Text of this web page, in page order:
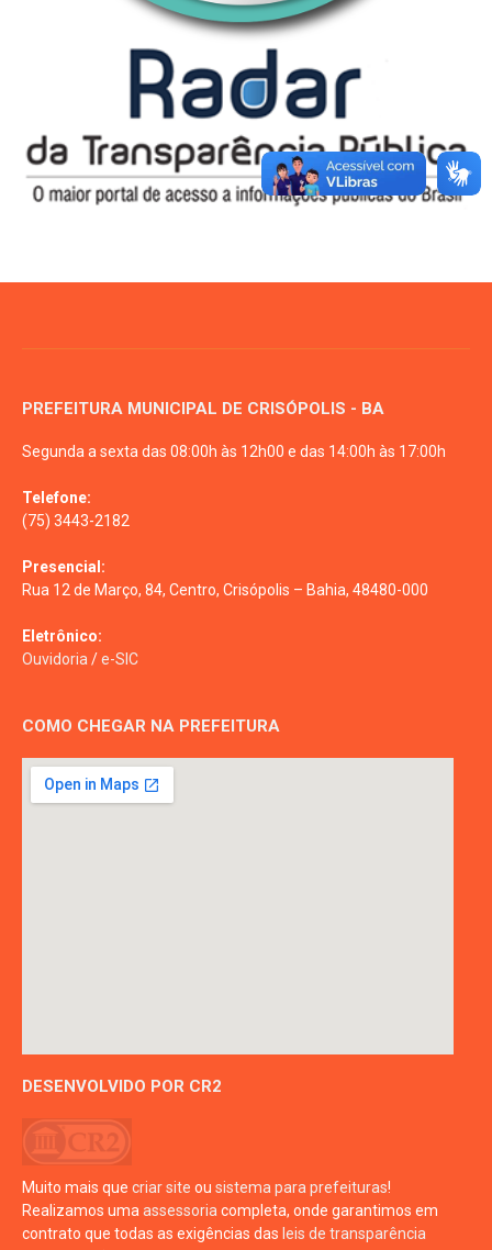
PREFEITURA MUNICIPAL DE CRISÓPOLIS - BA
Segunda a sexta das 08:00h às 12h00 e das 14:00h às 17:00h
Telefone:
(75) 3443-2182
Presencial:
Rua 12 de Março, 84, Centro, Crisópolis – Bahia, 48480-000
Eletrônico:
Ouvidoria /e-SIC
COMO CHEGAR NA PREFEITURA
DESENVOLVIDO POR CR2
Muito mais que criar site ou sistema para prefeituras!
Realizamos uma assessoria completa, onde garantimos em
contrato que todas as exigências das leis de transparência